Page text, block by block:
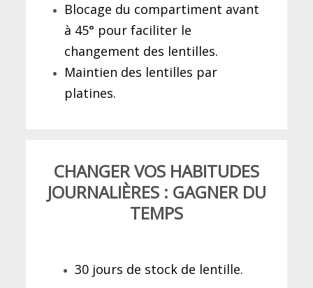
Blocage du compartiment avant
à 45° pour faciliter le
changement des lentilles.
Maintien des lentilles par
platines.
CHANGER VOS HABITUDES
JOURNALIÈRES : GAGNER DU
TEMPS
30 jours de stock de lentille.